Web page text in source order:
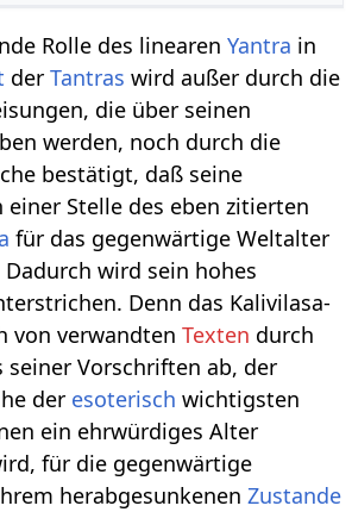
Rolle des linearenYantra in
derTantras wird außer durch die
die über seinen
werden, noch durch die
bestätigt, daß seine
einer Stelle des eben zitierten
für das gegenwärtige Weltalter
wird sein hohes
Denn das Kalivilasa-
von verwandtenTexten durch
seiner Vorschriften ab, der
der esoterisch wichtigsten
ein ehrwürdiges Alter
für die gegenwärtige
herabgesunkenenZustande